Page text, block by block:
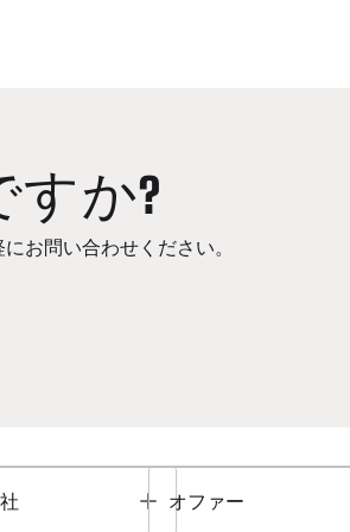
すか?
お問い合わせください。
Toggle
オファー